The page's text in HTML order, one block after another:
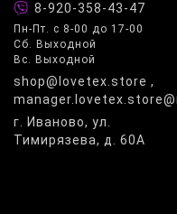
8-920-358-43-47
Пн-Пт. с 8-00 до 17-00
Сб. Выходной
Вс. Выходной
shop@lovetex.store ,
г. Иваново, ул.
Тимирязева, д. 60А